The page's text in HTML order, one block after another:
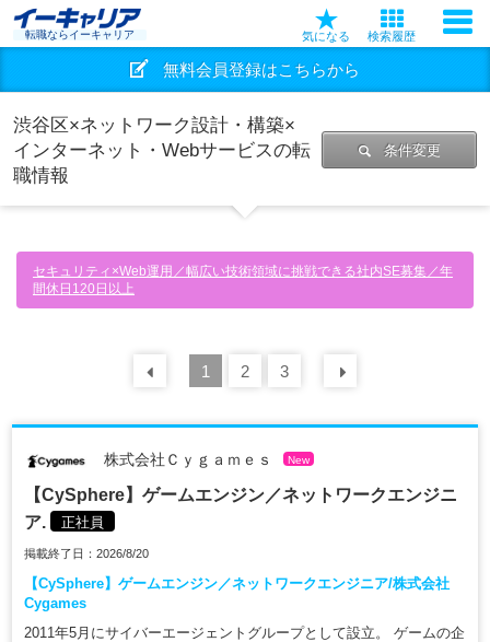
転職ならイーキャリア 気になる 検索履歴
無料会員登録はこちらから
渋谷区×ネットワーク設計・構築×
インターネット・Webサービスの転
職情報
条件変更
セキュリティ×Web運用／幅広い技術領域に挑戦できる社内SE募集／年
間休日120日以上
前の 30
1 2 3
株式会社Ｃｙｇａｍｅｓ New
【CySphere】ゲームエンジン／ネットワークエンジニ
ア.
正社員
掲載終了日：2026/8/20
【CySphere】ゲームエンジン／ネットワークエンジニア/株式会社
Cygames
2011年5月にサイバーエージェントグループとして設立。 ゲームの企